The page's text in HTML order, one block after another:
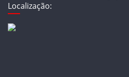
Localização: